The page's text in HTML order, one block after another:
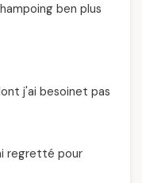
ben plus
j'ai besoinet pas
regretté pour